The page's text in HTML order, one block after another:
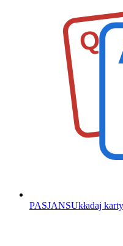
Q
PASJANSUkładaj